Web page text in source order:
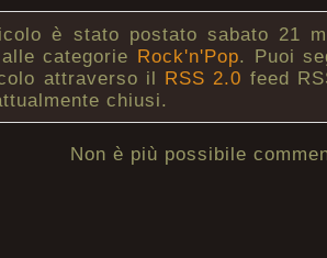
è stato postato sabato 21
categorie Rock'n'Pop. Puoi
attraverso il RSS 2.0 feed
chiusi.
Non è più possibile